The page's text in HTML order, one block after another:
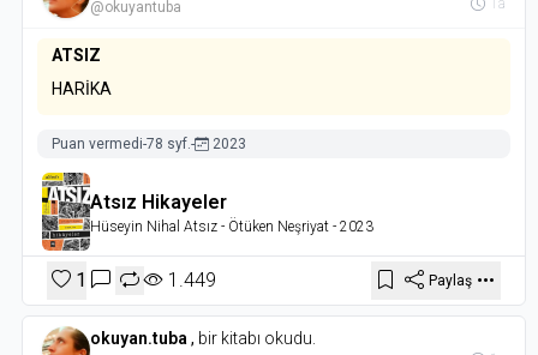
@okuyantuba
1a
ATSIZ
HARİKA
Puan vermedi-78 syf.- 2023
Atsız Hikayeler
Hüseyin Nihal Atsız - Ötüken Neşriyat - 2023
1 1.449 Paylaş
okuyan.tuba , bir kitabı okudu.